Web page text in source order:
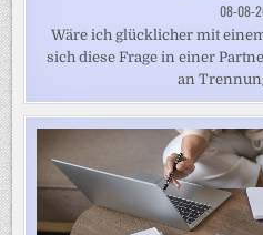
08-08-
Wäre ich glücklicher mit
sich diese Frage in einer
an